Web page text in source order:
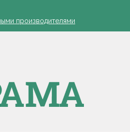
производителями
в работе автолавок
и тухлятина!"
производителями
в работе автолавок
и тухлятина!"